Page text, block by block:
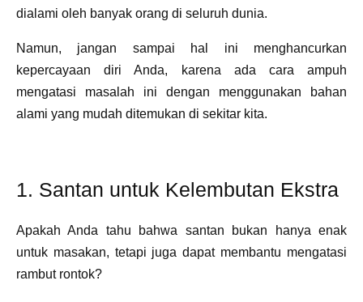
dialami oleh banyak orang di seluruh dunia.
Namun, jangan sampai hal ini menghancurkan
kepercayaan diri Anda, karena ada cara ampuh
mengatasi masalah ini dengan menggunakan bahan
alami yang mudah ditemukan di sekitar kita.
1. Santan untuk Kelembutan Ekstra
Apakah Anda tahu bahwa santan bukan hanya enak
untuk masakan, tetapi juga dapat membantu mengatasi
rambut rontok?